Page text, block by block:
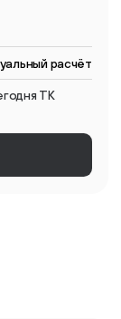
расчёт
ТК